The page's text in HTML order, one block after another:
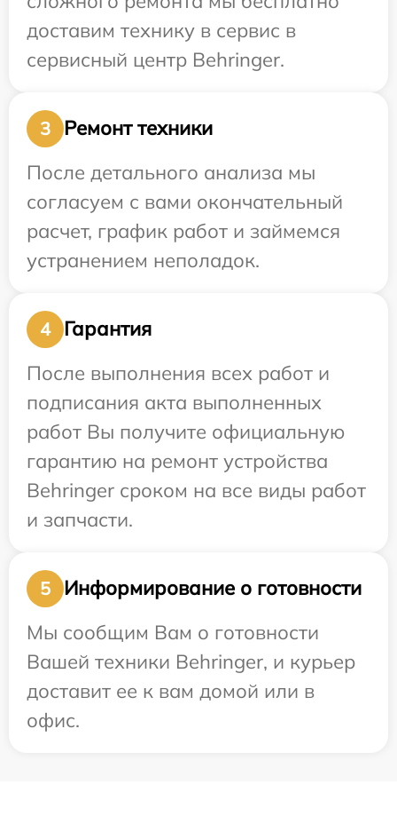
доставим технику в сервис в
сервисный центр Behringer.
3
Ремонт техники
После детального анализа мы
согласуем с вами окончательный
расчет, график работ и займемся
устранением неполадок.
4
Гарантия
После выполнения всех работ и
подписания акта выполненных
работ Вы получите официальную
гарантию на ремонт устройства
Behringer сроком на все виды работ
и запчасти.
5
Информирование о готовности
Мы сообщим Вам о готовности
Вашей техники Behringer, и курьер
доставит ее к вам домой или в
офис.